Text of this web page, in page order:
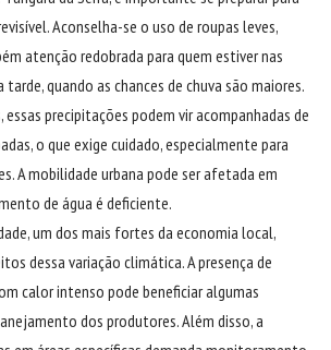
Aconselha-se o uso de roupas leves,
atenção redobrada para quem estiver nas
quando as chances de chuva são maiores.
essas precipitações podem vir acompanhadas de
o que exige cuidado, especialmente para
A mobilidade urbana pode ser afetada em
de água é deficiente.
um dos mais fortes da economia local,
dessa variação climática. A presença de
calor intenso pode beneficiar algumas
dos produtores. Além disso, a